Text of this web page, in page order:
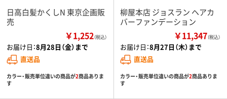
日高白髪かくしN 東京企画販
売
￥1,252（税込）
お届け日：8月28日（金）まで
直送品
カラー・販売単位違いの商品が2商品ありま
す
柳屋本店 ジョスラン ヘアカ
バーファンデーション
￥11,347（税込）
お届け日：8月27日（木）まで
直送品
カラー・販売単位違いの商品が2商品ありま
す